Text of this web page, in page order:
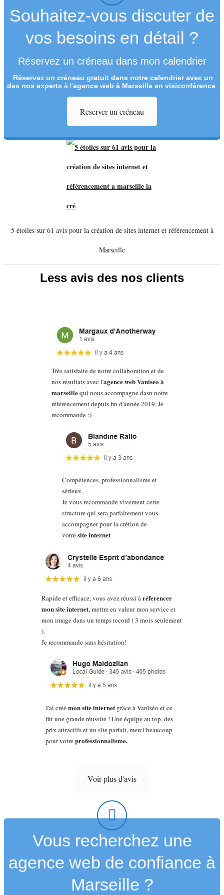
Souhaitez-vous discuter de
vos besoins en détail ?
Réservez un créneau dans mon calendrier
Réservez un créneau gratuit dans notre calendrier avec un
des nos experts à l'agence web à Marseille en visiconférence
Reserver un créneau
5 étoiles sur 61 avis pour la création de sites internet et référencement à
Marseille
Less avis des nos clients
Très satisfaite de notre collaboration et de
nos résultats avec l'agence web Vaniseo à
marseillequi nous accompagne dasn notre
référencement depuis fin d'année 2019. Je
recommande :)
Compétences, professionnalisme et
sérieux.
Je vous recommande vivement cette
structure qui sera parfaitement vous
accompagner pour la crétion de
votresite internet
Rapide et efficace, vous avez réussi àréferencer
mon site internet, mettre en valeur mon service et
mon image dans un temps record ( 3 mois seulement
).
Je recommande sans hésitation!
J'ai créémon site internet grâce à Vaniséo et ce
fût une grande réussite ! Une équipe au top, des
prix attractifs et un site parfait, merci beaucoup
pour votreprofessionnalisme.
Voir plus d'avis
Vous recherchez une
agence web de confiance à
Marseille ?